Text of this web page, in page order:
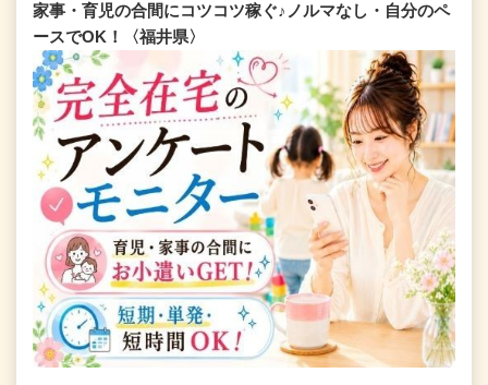
家事・育児の合間にコツコツ稼ぐ♪ノルマなし・自分のペ
ースでOK！〈福井県〉